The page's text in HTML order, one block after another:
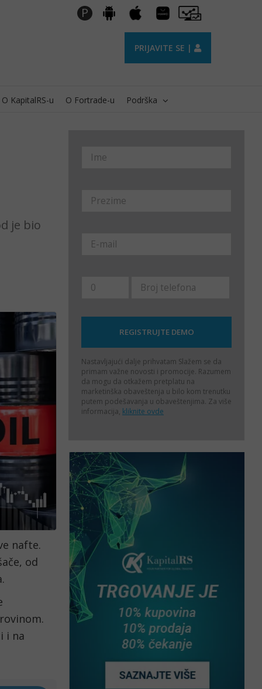
P Android Apple
Huawei
AppGallery
Pro
Trader
PRIJAVITE SE |
O KapitalRS-u O Fortrade-u Podrška
je bio
nafte.
od
i na
Nastavljajući dalje prihvatam Slažem se da
primam važne novosti i promocije. Razumem
da mogu da otkažem pretplatu na
marketinška obaveštenja u bilo kom trenutku
putem podešavanja u obaveštenjima. Za više
informacija, kliknite ovde